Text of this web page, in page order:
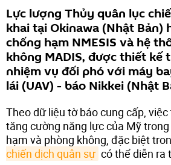
Lực lượng Thủy quân lục
khai tại Okinawa (Nhật Bản)
chống hạm NMESIS và hệ
không MADIS, được thiết kế
nhiệm vụ đối phó với máy
lái (UAV) - báo Nikkei (Nhật
Theo dữ liệu tờ báo cung cấp,
tăng cường năng lực của Mỹ
hạm và phòng không, đặc biệt
chiến dịch quân sự có thể diễn ra